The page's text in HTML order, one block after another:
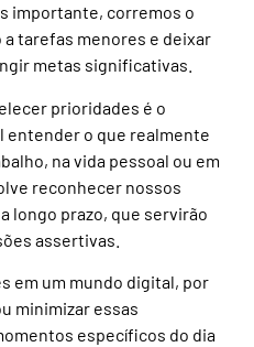
importante, corremos o
tarefas menores e deixar
metas significativas.
prioridades é o
entender o que realmente
na vida pessoal ou em
reconhecer nossos
longo prazo, que servirão
assertivas.
em um mundo digital, por
minimizar essas
específicos do dia